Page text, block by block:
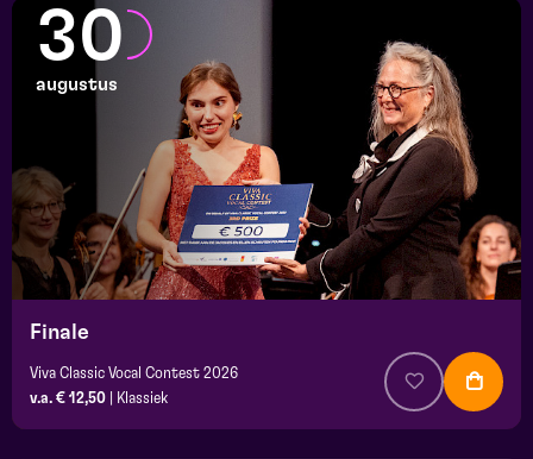
30
augustus
Finale
Viva Classic Vocal Contest 2026
v.a. € 12,50
Klassiek